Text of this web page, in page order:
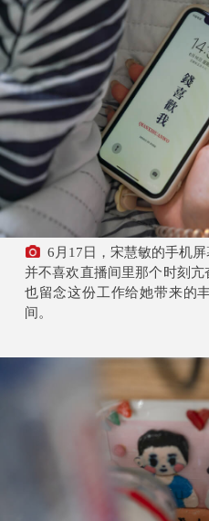
6月17日，宋慧敏的手机
并不喜欢直播间里那个时刻
也留念这份工作给她带来的
间。